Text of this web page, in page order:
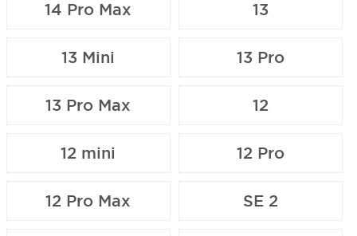
14 Pro Max 13
13 Mini 13 Pro
13 Pro Max 12
12 mini 12 Pro
12 Pro Max SE 2